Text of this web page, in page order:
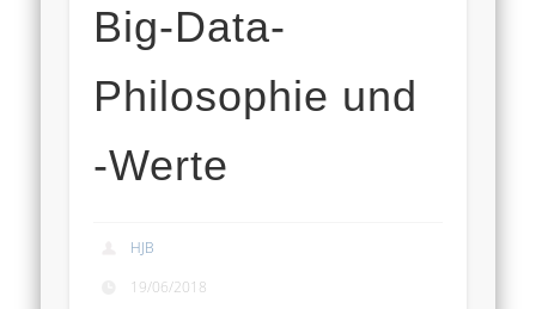
Big-Data-
Philosophie und
-Werte
HJB
19/06/2018